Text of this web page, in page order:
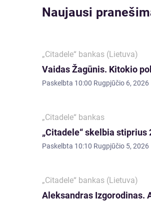
Naujausi
„Citadele“ bankas (Lietuva)
Vaidas Žagūnis. Kitokio
Paskelbta 10:00 Rugpjūčio 6, 2026
„Citadele“ bankas
„Citadele“ skelbia
Paskelbta 10:10 Rugpjūčio 5, 2026
„Citadele“ bankas (Lietuva)
Aleksandras Izgorodinas.